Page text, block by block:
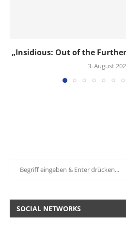
„Insidious: Out of the
3. August
SOCIAL NETWORKS